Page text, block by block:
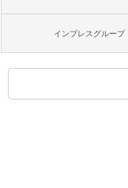
インプレスグループ